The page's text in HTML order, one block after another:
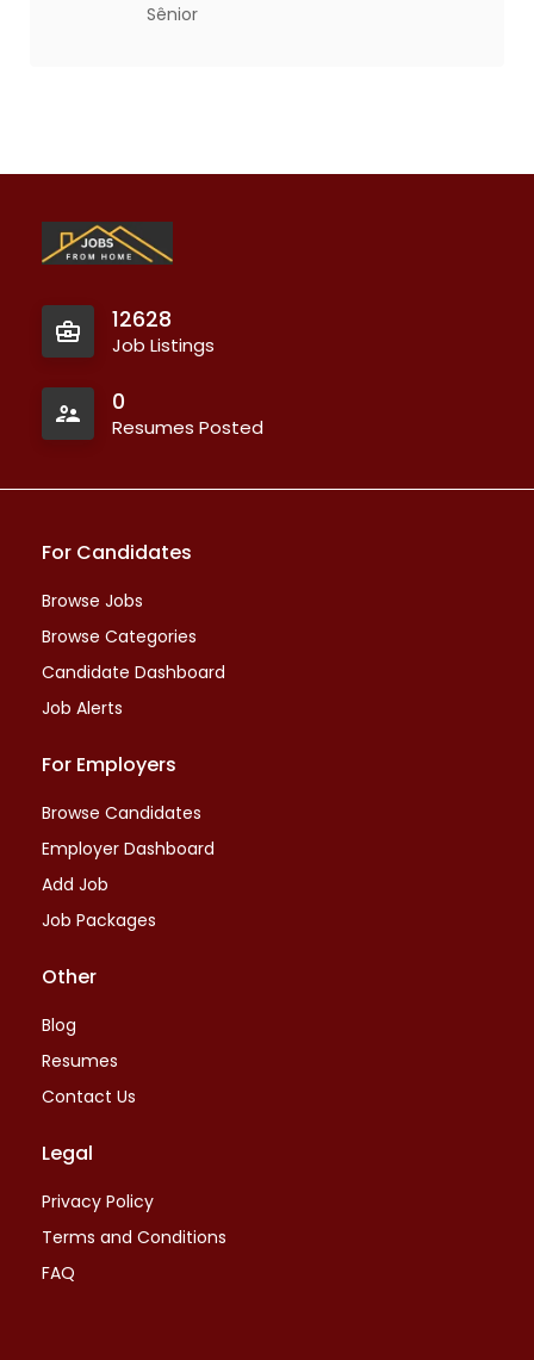
Sênior
12628
Job Listings
0
Resumes Posted
For Candidates
Browse Jobs
Browse Categories
Candidate Dashboard
Job Alerts
For Employers
Browse Candidates
Employer Dashboard
Add Job
Job Packages
Other
Blog
Resumes
Contact Us
Legal
Privacy Policy
Terms and Conditions
FAQ